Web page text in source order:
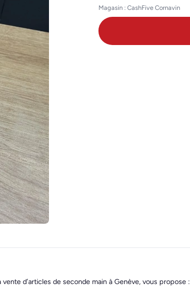
Magasin : CashFive Cornavin
d’articles de seconde main à Genève, vous propose :